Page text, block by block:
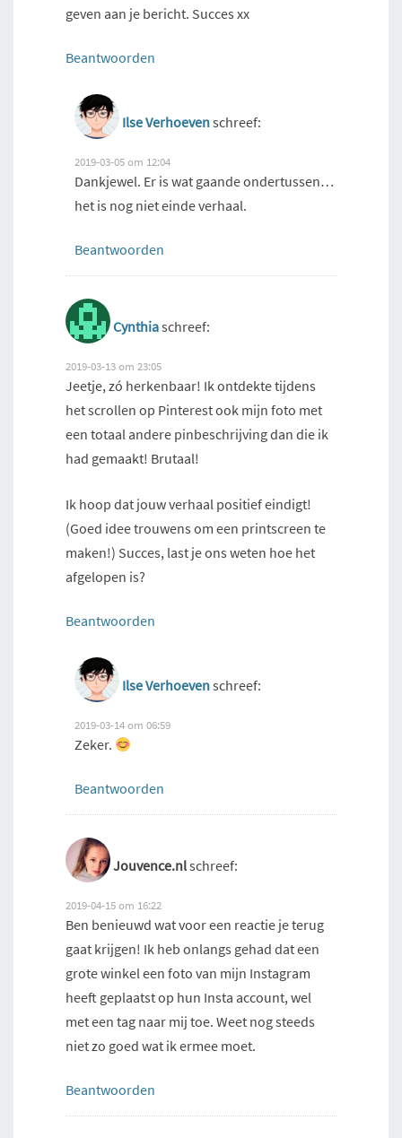
geven aan je bericht. Succes xx
Beantwoorden
Ilse Verhoevenschreef:
2019-03-05 om 12:04
Dankjewel. Er is wat gaande ondertussen…
het is nog niet einde verhaal.
Beantwoorden
Cynthiaschreef:
2019-03-13 om 23:05
Jeetje, zó herkenbaar! Ik ontdekte tijdens
het scrollen op Pinterest ook mijn foto met
een totaal andere pinbeschrijving dan die ik
had gemaakt! Brutaal!
Ik hoop dat jouw verhaal positief eindigt!
(Goed idee trouwens om een printscreen te
maken!) Succes, last je ons weten hoe het
afgelopen is?
Beantwoorden
Ilse Verhoevenschreef:
2019-03-14 om 06:59
Zeker.
Beantwoorden
Jouvence.nlschreef:
2019-04-15 om 16:22
Ben benieuwd wat voor een reactie je terug
gaat krijgen! Ik heb onlangs gehad dat een
grote winkel een foto van mijn Instagram
heeft geplaatst op hun Insta account, wel
met een tag naar mij toe. Weet nog steeds
niet zo goed wat ik ermee moet.
Beantwoorden